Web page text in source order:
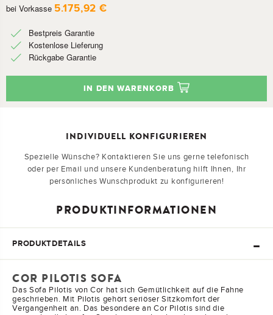
bei Vorkasse 5.175,92 €
Bestpreis Garantie
Kostenlose Lieferung
Rückgabe Garantie
IN DEN WARENKORB
INDIVIDUELL KONFIGURIEREN
Spezielle Wünsche? Kontaktieren Sie uns gerne telefonisch
oder per Email und unsere Kundenberatung hilft Ihnen, Ihr
persönliches Wunschprodukt zu konfigurieren!
PRODUKTINFORMATIONEN
PRODUKTDETAILS
COR PILOTIS SOFA
Das Sofa Pilotis von Cor hat sich Gemütlichkeit auf die Fahne
geschrieben. Mit Pilotis gehört seriöser Sitzkomfort der
Vergangenheit an. Das besondere an Cor Pilotis sind die